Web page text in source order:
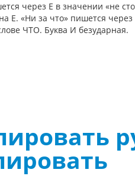
через Е в значении «не
Е. «Ни за что» пишется
ЧТО. Буква И безударная.